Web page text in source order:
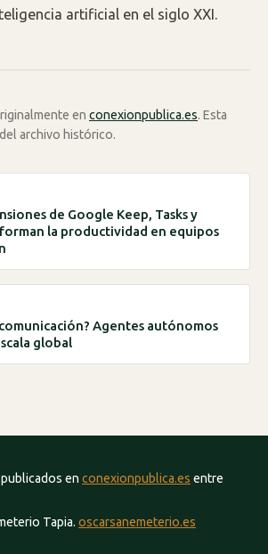
artificial en el siglo XXI.
en conexionpublica.es. Esta
archivo histórico.
de Google Keep, Tasks y
la productividad en equipos
Agentes autónomos
global
en conexionpublica.es entre
Tapia. oscarsanemeterio.es